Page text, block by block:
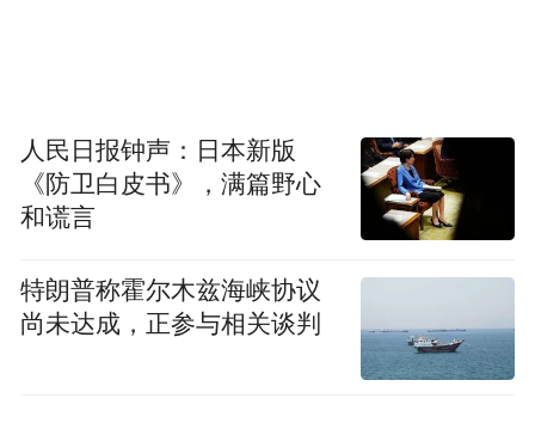
人民日报钟声：日本新版
《防卫白皮书》，满篇野心
和谎言
特朗普称霍尔木兹海峡协议
尚未达成，正参与相关谈判